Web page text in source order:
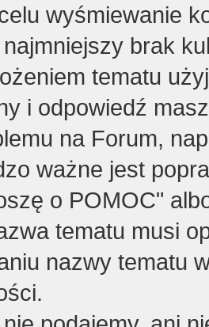
wyśmiewanie
brak
tematu
i odpowiedź
na Forum,
ważne jest
o POMOC"
tematu musi
nazwy tematu